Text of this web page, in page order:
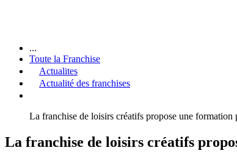
...
Toute la Franchise
Actualites
Actualité des franchises
La franchise de loisirs créatifs propose une formation
La franchise de loisirs créatifs